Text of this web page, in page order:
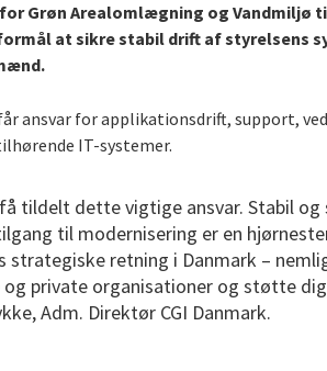
Grøn Arealomlægning og Vandmiljø
at sikre stabil drift af styrelsens
ansvar for applikationsdrift, support,
IT-systemer.
tildelt dette vigtige ansvar. Stabil
til modernisering er en
strategiske retning i Danmark –
private organisationer og støtte
Adm. Direktør CGI Danmark.